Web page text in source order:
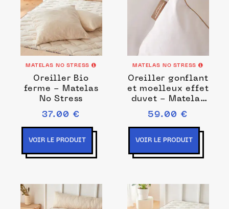
MATELAS NO STRESS
Oreiller Bio
ferme - Matelas
No Stress
37.00 €
VOIR LE PRODUIT
MATELAS NO STRESS
Oreiller gonflant
et moelleux effet
duvet - Matelas
No Stress
59.00 €
VOIR LE PRODUIT